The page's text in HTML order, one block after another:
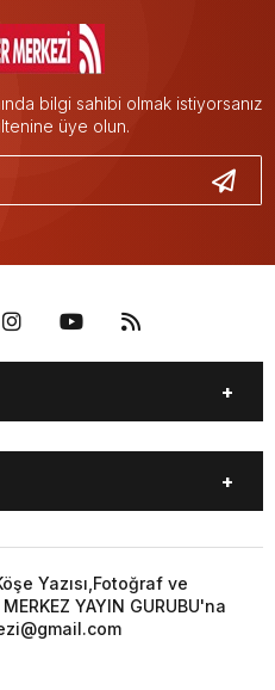
bilgi sahibi olmak istiyorsanız
üye olun.
EKONOMİ
YEREL HABERLER
…
3. SAYFA
KÜLTÜR
ÖZEL HABER
YEREL HABERLER
…
Yazısı,Fotoğraf ve
YAYIN GURUBU'na